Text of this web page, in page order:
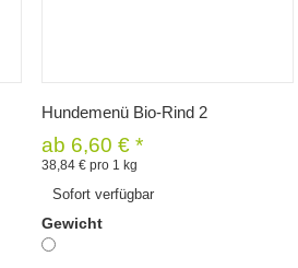
Schnellkauf
Hundemenü Bio-Rind 2
ab 6,60 € *
38,84 € pro 1 kg
Sofort verfügbar
Gewicht